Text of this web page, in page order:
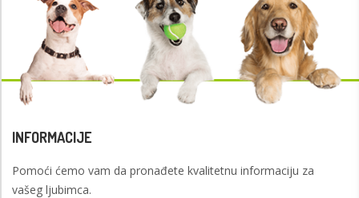
INFORMACIJE
Pomoći ćemo vam da pronađete kvalitetnu informaciju za
vašeg ljubimca.